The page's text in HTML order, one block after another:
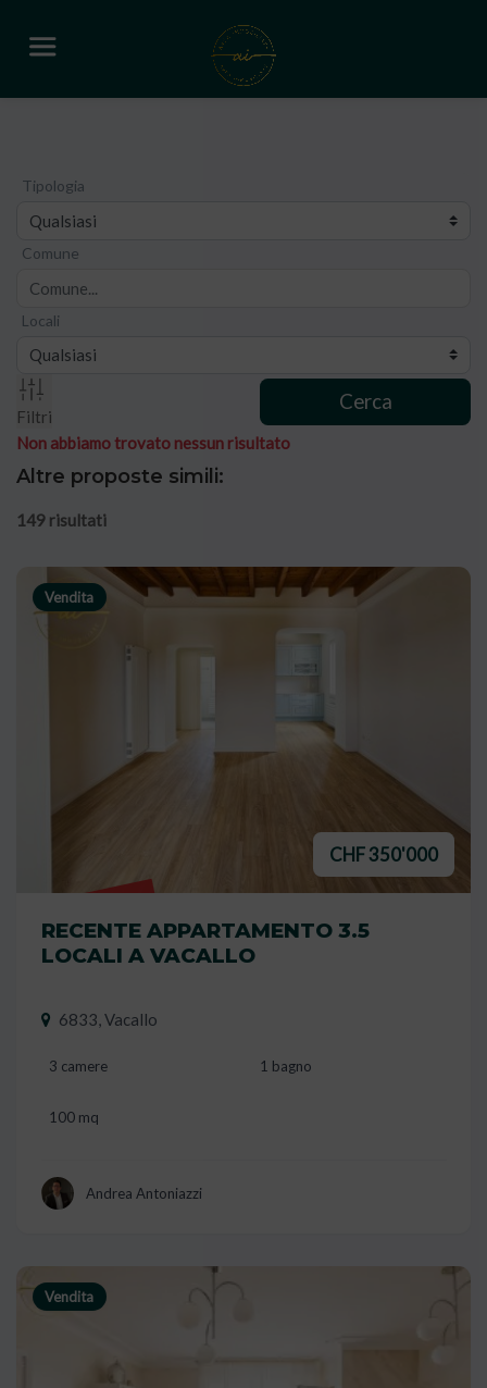
Tipologia
Comune
Locali
Filtri
Cerca
Non abbiamo trovato nessun risultato
Altre proposte simili:
149 risultati
Vendita
CHF 350'000
RECENTE APPARTAMENTO 3.5
LOCALI A VACALLO
6833, Vacallo
3 camere 1 bagno
100 mq
Andrea Antoniazzi
Vendita